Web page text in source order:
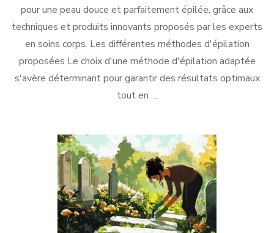
pour une peau douce et parfaitement épilée, grâce aux
techniques et produits innovants proposés par les experts
en soins corps. Les différentes méthodes d'épilation
proposées Le choix d'une méthode d'épilation adaptée
s'avère déterminant pour garantir des résultats optimaux
tout en …